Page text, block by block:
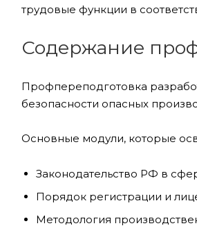
трудовые функции в
Содержание
Профпереподготовка
безопасности опасных
Основные модули, которые
Законодательство РФ в
Порядок регистрации и
Методология